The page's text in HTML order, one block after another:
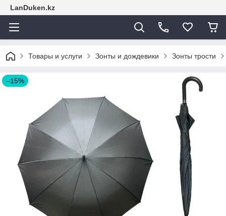
LanDuken.kz
Товары и услуги Зонты и дождевики Зонты трости
–15%